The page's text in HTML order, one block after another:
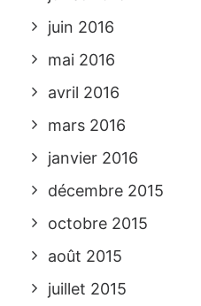
juin 2016
mai 2016
avril 2016
mars 2016
janvier 2016
décembre 2015
octobre 2015
août 2015
juillet 2015